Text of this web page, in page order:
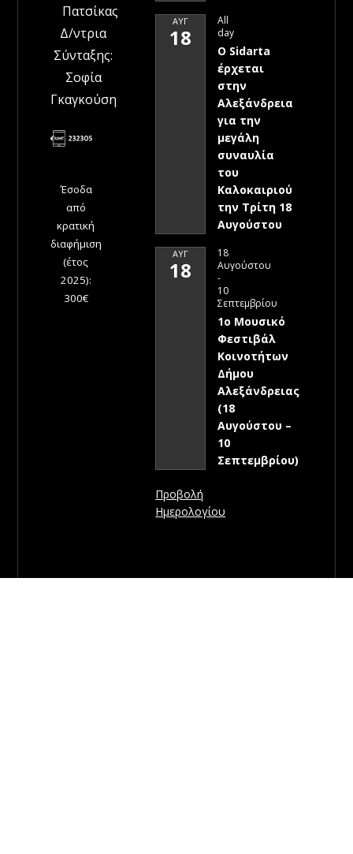
Πατσίκας
Δ/ντρια
Σύνταξης:
Σοφία
Γκαγκούση
Έσοδα
από
κρατική
διαφήμιση
(έτος
2025):
300€
ΑΥΓ
18
All
day
Ο Sidarta
έρχεται
στην
Αλεξάνδρεια
για την
μεγάλη
συναυλία
του
Καλοκαιριού
την Τρίτη 18
Αυγούστου
ΑΥΓ
18
18
Αυγούστου
-
10
Σεπτεμβρίου
1ο Μουσικό
Φεστιβάλ
Κοινοτήτων
Δήμου
Αλεξάνδρειας
(18
Αυγούστου –
10
Σεπτεμβρίου)